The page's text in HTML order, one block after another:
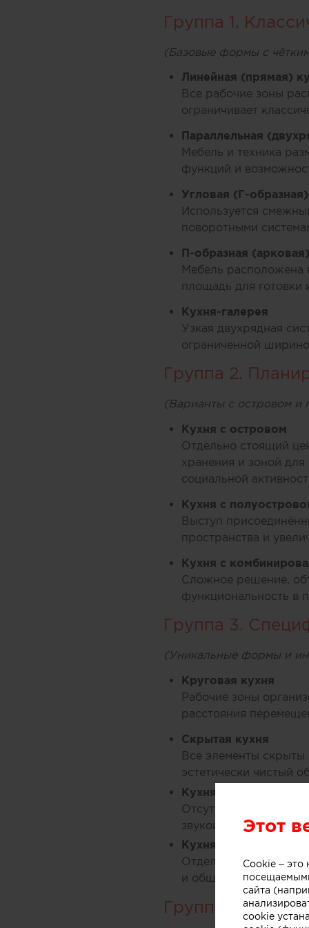
Группа 1.
(Базовые формы с
Линейная (прямая)
Все рабочие зоны
ограничивает
Параллельная
Мебель и техника
функций и
Угловая (Г-
Используется
поворотными
П-образная
Мебель расположена
площадь для готовки
Кухня-галерея
Узкая двухрядная
ограниченной
Группа 2.
(Варианты с островом и
Кухня с островом
Отдельно стоящий
хранения и зоной
социальной
Кухня с
Выступ
пространства и
Кухня с
Сложное решение,
функциональность в
Группа 3.
(Уникальные формы и
Круговая кухня
Рабочие зоны
расстояния
Скрытая кухня
Все элементы
эстетически чистый
Кухня-студия
Отсутствуют чёткие
звукоизоляции.
Кухня с барной
Отдельно
и общения.
Группа 4.
Этот
Cookie –
сайта
cookie